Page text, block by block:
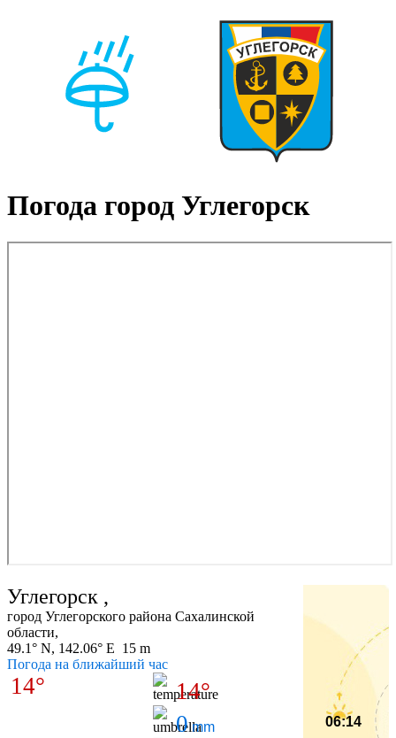
Погода город Углегорск ‎
Углегорск ‎,
город Углегорского района Сахалинской
области,
49.1° N, 142.06° E 15 m
Погода на ближайший час
14°
14°
0mm 06:14